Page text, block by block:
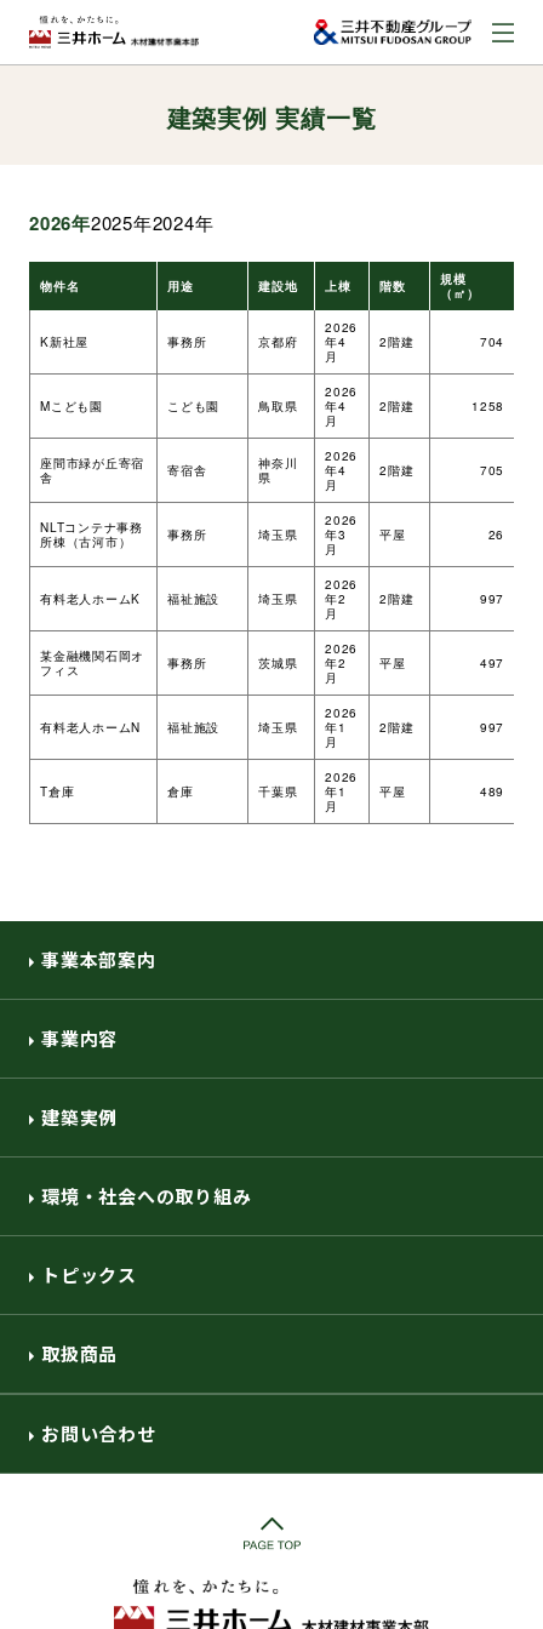
お問い合わせ
建築実例
取扱商品
環境・社会への取り組み
モッケン便り
イベントレポート一覧
建築実例 実績一覧
2026年2025年2024年
物件名 用途 建設地 上棟 階数
規模
（㎡）
K新社屋 事務所 京都府
2026
年4
月
2階建 704
Mこども園 こども園 鳥取県
2026
年4
月
2階建 1258
座間市緑が丘寄宿
舎
寄宿舎
神奈川
県
2026
年4
月
2階建 705
NLTコンテナ事務
所棟（古河市）
事務所 埼玉県
2026
年3
月
平屋 26
有料老人ホームK 福祉施設 埼玉県
2026
年2
月
2階建 997
某金融機関石岡オ
フィス
事務所 茨城県
2026
年2
月
平屋 497
有料老人ホームN 福祉施設 埼玉県
2026
年1
月
2階建 997
T倉庫 倉庫 千葉県
2026
年1
月
平屋 489
事業本部案内
事業内容
建築実例
環境・社会への取り組み
トピックス
取扱商品
お問い合わせ